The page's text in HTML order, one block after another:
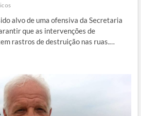
alvo de uma ofensiva da Secretaria
que as intervenções de
rastros de destruição nas ruas.…